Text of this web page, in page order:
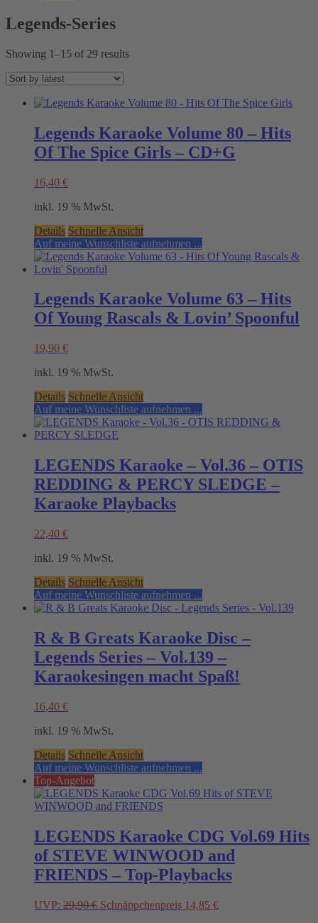
Legends-Series
Showing 1–15 of 29 results
Legends Karaoke Volume 80 – Hits
Of The Spice Girls – CD+G
16,40 €
inkl. 19 % MwSt.
Details Schnelle Ansicht
Auf meine Wunschliste aufnehmen ...
Legends Karaoke Volume 63 – Hits
Of Young Rascals & Lovin’ Spoonful
19,90 €
inkl. 19 % MwSt.
Details Schnelle Ansicht
Auf meine Wunschliste aufnehmen ...
LEGENDS Karaoke – Vol.36 – OTIS
REDDING & PERCY SLEDGE –
Karaoke Playbacks
22,40 €
inkl. 19 % MwSt.
Details Schnelle Ansicht
Auf meine Wunschliste aufnehmen ...
R & B Greats Karaoke Disc –
Legends Series – Vol.139 –
Karaokesingen macht Spaß!
16,40 €
inkl. 19 % MwSt.
Details Schnelle Ansicht
Auf meine Wunschliste aufnehmen ...
Top-Angebot
LEGENDS Karaoke CDG Vol.69 Hits
of STEVE WINWOOD and
FRIENDS – Top-Playbacks
UVP: 29,90€ Original
Schnäppchenpreis 14,85 €Current